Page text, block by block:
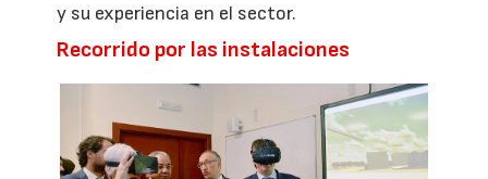
y su experiencia en el sector.
Recorrido por las instalaciones